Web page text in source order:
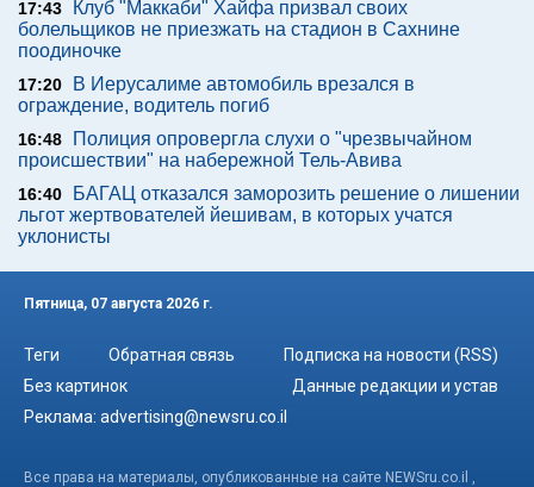
17:43
Клуб "Маккаби" Хайфа призвал своих
болельщиков не приезжать на стадион в Сахнине
поодиночке
17:20
В Иерусалиме автомобиль врезался в
ограждение, водитель погиб
16:48
Полиция опровергла слухи о "чрезвычайном
происшествии" на набережной Тель-Авива
16:40
БАГАЦ отказался заморозить решение о лишении
льгот жертвователей йешивам, в которых учатся
уклонисты
Пятница, 07 августа 2026 г.
Теги Обратная связь
Подписка на новости (RSS)
Без картинок
Данные редакции и устав
Реклама: advertising@newsru.co.il
Все права на материалы, опубликованные на сайте NEWSru.co.il ,